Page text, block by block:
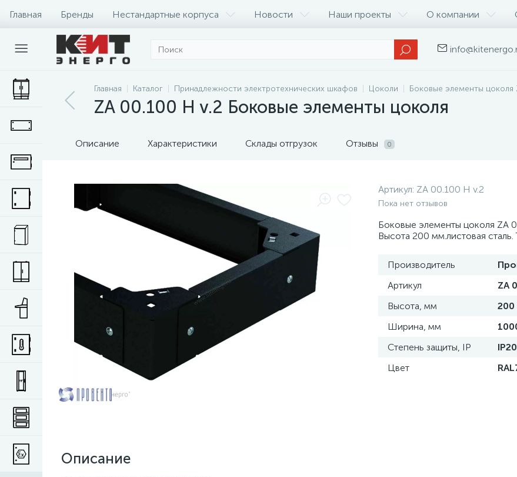
Главная Бренды Нестандартные корпуса Новости Наши проекты О компании
Главная Каталог Принадлежности электротехнических шкафов Цоколи Боковые элементы цоколя
ZA 00.100 H v.2 Боковые элементы цоколя
Описание Характеристики Склады отгрузок Отзывы 0
Артикул: ZA 00.100 H v.2
Пока нет отзывов
Боковые элементы цоколя ZA
Высота 200 мм.листовая
Производитель
Артикул
ZA
Высота, мм
200
Ширина, мм
Степень защиты, IP
IP20
Цвет
Описание